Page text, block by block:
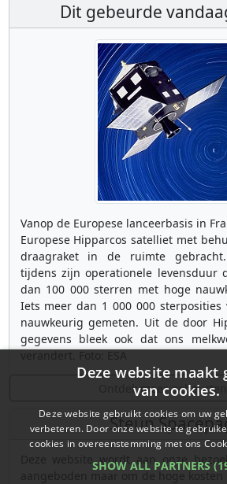
Dit gebeurde
Vanop de Europese lanceerbasis in
Europese Hipparcos satelliet met
draagraket in de ruimte
tijdens zijn operationele levensduur
dan 100 000 sterren met hoge
Iets meer dan 1 000 000
nauwkeurig gemeten. Uit de door
gegevens bleek ook dat ons
Ontdek meer
Steun
Deze website wordt aan onze
aangeboden maar om de hoge
Deze website maakt
van cookies.
Deze website gebruikt cookies om uw
verbeteren. Door onze website te
cookies in overeenstemming met ons
SHOW ALL PARTNERS